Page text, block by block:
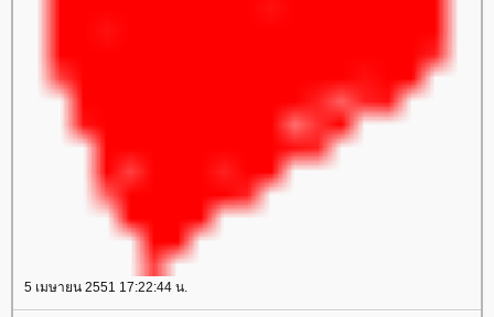
5 เมษายน 2551 17:22:44 น.